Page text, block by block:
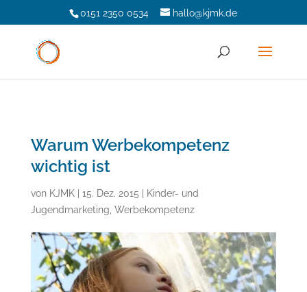
0151 2350 0534 hallo@kjmk.de
Warum Werbekompetenz
wichtig ist
von KJMK| 15. Dez. 2015
Kinder- und
Jugendmarketing Werbekompetenz